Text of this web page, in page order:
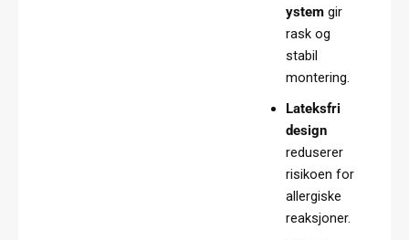
ystemgir
rask og
stabil
montering.
Lateksfri
design
reduserer
risikoen for
allergiske
reaksjoner.